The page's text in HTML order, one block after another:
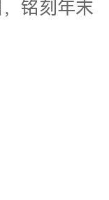
铭刻年末